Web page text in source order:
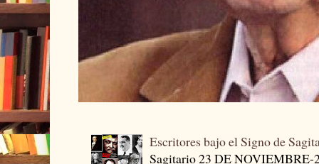
Escritores bajo el Signo de
Sagitario 23 DE